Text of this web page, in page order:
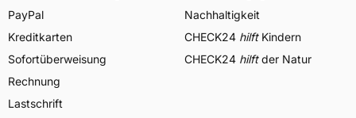
PayPal
Kreditkarten
Sofortüberweisung
Rechnung
Lastschrift
Nachhaltigkeit
CHECK24 hilftKindern
CHECK24 hilftder Natur